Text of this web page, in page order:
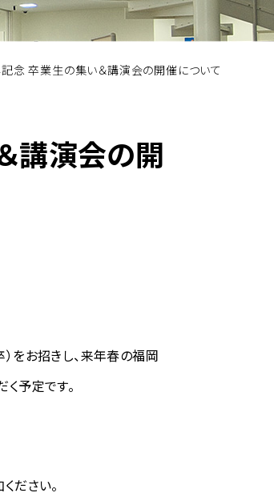
念 卒業生の集い＆講演会の開催について
講演会の開
お招きし、来年春の福岡
予定です。
ださい。